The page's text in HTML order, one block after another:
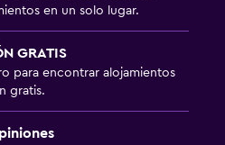
en un solo lugar.
GRATIS
para encontrar alojamientos
gratis.